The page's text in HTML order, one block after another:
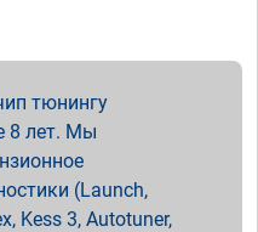
тюнингу
8 лет. Мы
(Launch,
Kess 3, Autotuner,